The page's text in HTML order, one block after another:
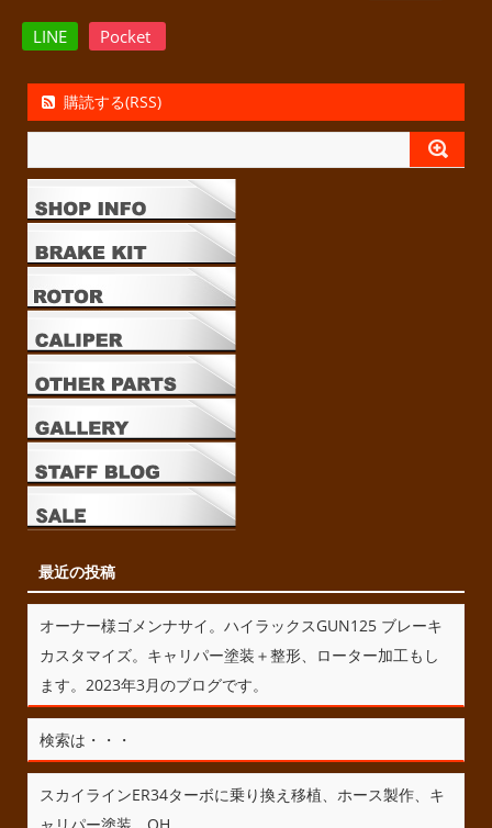
LINE Pocket
購読する(RSS)
最近の投稿
オーナー様ゴメンナサイ。ハイラックスGUN125 ブレーキ
カスタマイズ。キャリパー塗装＋整形、ローター加工もし
ます。2023年3月のブログです。
検索は・・・
スカイラインER34ターボに乗り換え移植、ホース製作、キ